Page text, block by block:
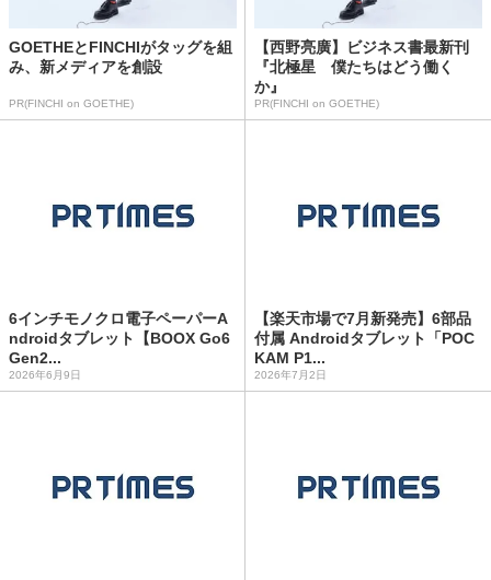
GOETHEとFINCHIがタッグを組
み、新メディアを創設
PR(FINCHI on GOETHE)
【西野亮廣】ビジネス書最新刊
『北極星 僕たちはどう働く
か』
PR(FINCHI on GOETHE)
6インチモノクロ電子ペーパーA
ndroidタブレット【BOOX Go6
Gen2...
2026年6月9日
【楽天市場で7月新発売】6部品
付属 Androidタブレット「POC
KAM P1...
2026年7月2日